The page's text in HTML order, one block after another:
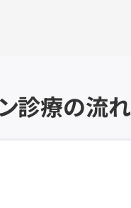
診療の流れ